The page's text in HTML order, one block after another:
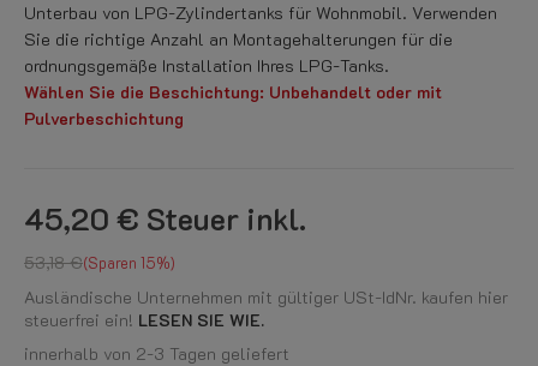
Unterbau von LPG-Zylindertanks für Wohnmobil. Verwenden
Sie die richtige Anzahl an Montagehalterungen für die
ordnungsgemäße Installation Ihres LPG-Tanks.
Wählen Sie die Beschichtung: Unbehandelt oder mit
Pulverbeschichtung
45,20 € Steuer inkl.
53,18 € Sparen 15%
Ausländische Unternehmen mit gültiger USt-IdNr. kaufen hier
steuerfrei ein! LESEN SIE WIE.
innerhalb von 2-3 Tagen geliefert